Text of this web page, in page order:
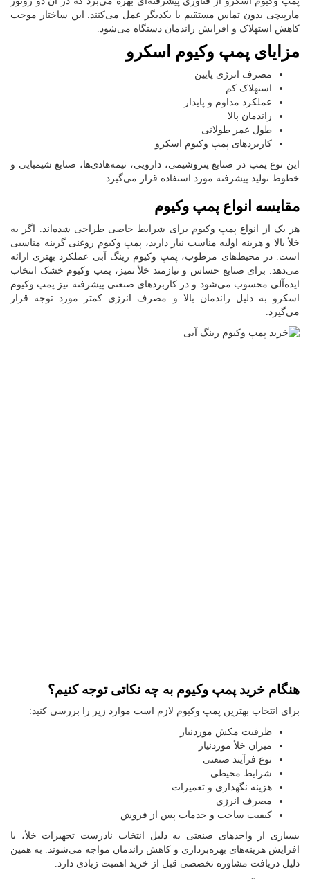
مارپیچی بدون تماس مستقیم با یکدیگر عمل می‌کنند. این ساختار موجب
کاهش استهلاک و افزایش راندمان دستگاه می‌شود.
مزایای پمپ وکیوم اسکرو
مصرف انرژی پایین
استهلاک کم
عملکرد مداوم و پایدار
راندمان بالا
طول عمر طولانی
کاربردهای پمپ وکیوم اسکرو
این نوع پمپ در صنایع پتروشیمی، دارویی، نیمه‌هادی‌ها، صنایع شیمیایی و
خطوط تولید پیشرفته مورد استفاده قرار می‌گیرد.
مقایسه انواع پمپ وکیوم
هر یک از انواع پمپ وکیوم برای شرایط خاصی طراحی شده‌اند. اگر به
خلأ بالا و هزینه اولیه مناسب نیاز دارید، پمپ وکیوم روغنی گزینه مناسبی
است. در محیط‌های مرطوب، پمپ وکیوم رینگ آبی عملکرد بهتری ارائه
می‌دهد. برای صنایع حساس و نیازمند خلأ تمیز، پمپ وکیوم خشک انتخاب
ایده‌آلی محسوب می‌شود و در کاربردهای صنعتی پیشرفته نیز پمپ وکیوم
اسکرو به دلیل راندمان بالا و مصرف انرژی کمتر مورد توجه قرار
می‌گیرد.
هنگام خرید پمپ وکیوم به چه نکاتی توجه کنیم؟
برای انتخاب بهترین پمپ وکیوم لازم است موارد زیر را بررسی کنید:
ظرفیت مکش موردنیاز
میزان خلأ موردنیاز
نوع فرآیند صنعتی
شرایط محیطی
هزینه نگهداری و تعمیرات
مصرف انرژی
کیفیت ساخت و خدمات پس از فروش
بسیاری از واحدهای صنعتی به دلیل انتخاب نادرست تجهیزات خلأ، با
افزایش هزینه‌های بهره‌برداری و کاهش راندمان مواجه می‌شوند. به همین
دلیل دریافت مشاوره تخصصی قبل از خرید اهمیت زیادی دارد.